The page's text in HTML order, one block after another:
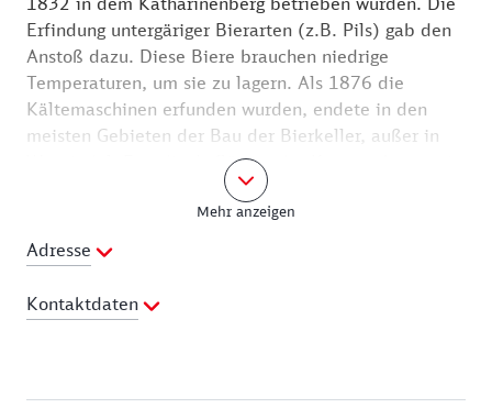
Erfindung untergäriger Bierarten (z.B. Pils) gab den
Anstoß dazu. Diese Biere brauchen niedrige
Temperaturen, um sie zu lagern. Als 1876 die
Kältemaschinen erfunden wurden, endete in den
meisten Gebieten der Bau der Bierkeller, außer in
Wunsiedel. Erst die Auflösung der Kommunbrauerei
1918 führte auch hier zu einem Ende der Bierkeller.
Im Zweiten Weltkrieg dienten die Keller als
Luftschutzbunker, in den Jahren bis 1990 als
Vorratskeller für Kartoffeln und Rüben.
Die Kellergasse am Katharinenberg ist die größte in
Mopsfledermaus, das Große Mausohr oder die
Mehr anzeigen
Adresse
Kontaktdaten